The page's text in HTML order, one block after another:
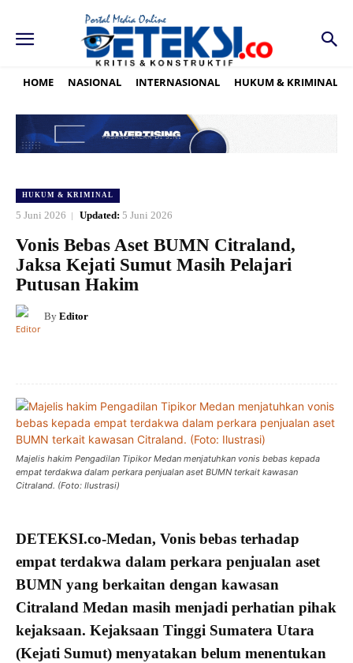
HOME NASIONAL INTERNASIONAL HUKUM & KRIMINAL
HUKUM & KRIMINAL
5 Juni 2026 Updated: 5 Juni 2026
Vonis Bebas Aset BUMN Citraland,
Jaksa Kejati Sumut Masih Pelajari
Putusan Hakim
By Editor
Majelis hakim Pengadilan Tipikor Medan menjatuhkan vonis bebas kepada
empat terdakwa dalam perkara penjualan aset BUMN terkait kawasan
Citraland. (Foto: Ilustrasi)
DETEKSI.co-Medan, Vonis bebas terhadap
empat terdakwa dalam perkara penjualan aset
BUMN yang berkaitan dengan kawasan
Citraland Medan masih menjadi perhatian pihak
kejaksaan. Kejaksaan Tinggi Sumatera Utara
(Kejati Sumut) menyatakan belum menentukan